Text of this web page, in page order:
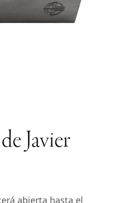
Javier
abierta hasta el